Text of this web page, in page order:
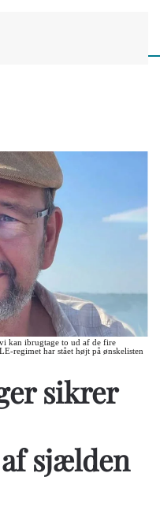
kan ibrugtage to ud af de fire
regimet har stået højt på ønskelisten
sikrer
sjælden